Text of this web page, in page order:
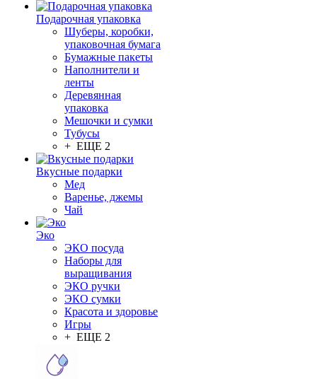
Подарочная упаковка
Шуберы, коробки,
упаковочная бумага
Бумажные пакеты
Наполнители и
ленты
Деревянная
упаковка
Мешочки и сумки
Тубусы
+ ЕЩЕ 2
Вкусные подарки
Мед
Варенье, джемы
Чай
Эко
ЭКО посуда
Наборы для
выращивания
ЭКО ручки
ЭКО сумки
Красота и здоровье
Игры
+ ЕЩЕ 2